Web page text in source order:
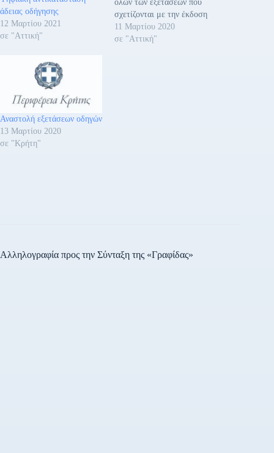
άδειας οδήγησης
12 Μαρτίου 2021
σε "Αττική"
όλων των εξετάσεων που
σχετίζονται με την έκδοση
διπλωμάτων οδήγησης.
Ειδικότερα αναστέλλονται
11 Μαρτίου 2020
σε "Αττική"
Αναστολή εξετάσεων οδηγών
13 Μαρτίου 2020
σε "Κρήτη"
Αλληλογραφία προς την Σύνταξη της «Γραφίδας»